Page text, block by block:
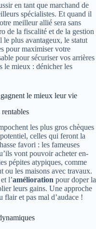
en tant que marchand de
spécialistes. Et quand il
meilleur allié sera sans
de la fiscalité et de la gestion
le plus avantageux, le statut
pour maximiser votre
pour sécuriser vos arrières
le mieux : dénicher les
le mieux leur vie
les plus gros chèques
celles qui feront la
favori : les fameuses
vont pouvoir acheter en-
pépites atypiques, comme
ou les maisons avec travaux.
et l’amélioration pour doper la
leurs gains. Une approche
flair et pas mal d’audace !